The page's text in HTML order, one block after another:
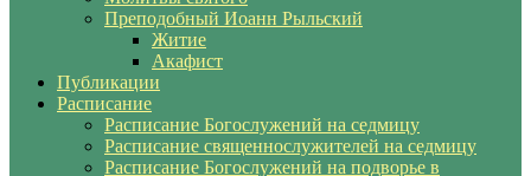
Преподобный Иоанн Рыльский
Житие
Акафист
Публикации
Расписание
Расписание Богослужений на седмицу
Расписание священнослужителей на седмицу
Расписание Богослужений на подворье в